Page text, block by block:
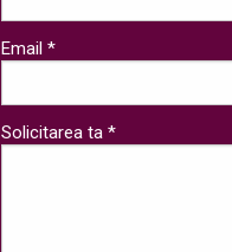
Email *
Solicitarea ta *